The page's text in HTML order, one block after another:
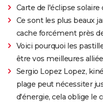
Carte de l'éclipse solaire
Ce sont les plus beaux
cache forcément près
Voici pourquoi les
être vos meilleures
Sergio Lopez Lopez,
plage peut nécessiter
d'énergie, cela oblige le